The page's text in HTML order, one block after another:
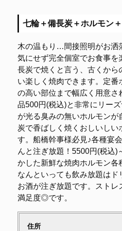
七輪＋備長炭＋ホルモン
木の温もり…間接照明がお洒
気にせず完全個室でお食事を
長炭で焼くと言う、古くから
い楽しく焼肉できます。定番
の高い部位まで幅広く用意さ
品500円(税込)と非常にリー
が光る臭みの無いホルモンが
炭で香ばしく焼くおしいしい
す。船橋幹事様必見♪各種宴
んと注ぎ放題！5500円(税込)
かした新鮮な焼肉ホルモン各
なんといっても飲み放題はド
お酒が注ぎ放題です。ストレ
満足度◎です。
住所